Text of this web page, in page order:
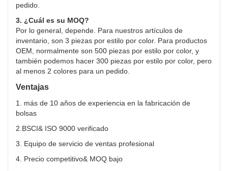
pedido.
3. ¿Cuál es su MOQ?
Por lo general, depende. Para nuestros artículos de
inventario, son 3 piezas por estilo por color. Para productos
OEM, normalmente son 500 piezas por estilo por color, y
también podemos hacer 300 piezas por estilo por color, pero
al menos 2 colores para un pedido.
Ventajas
1. más de 10 años de experiencia en la fabricación de
bolsas
2.BSCI& ISO 9000 verificado
3. Equipo de servicio de ventas profesional
4. Precio competitivo& MOQ bajo